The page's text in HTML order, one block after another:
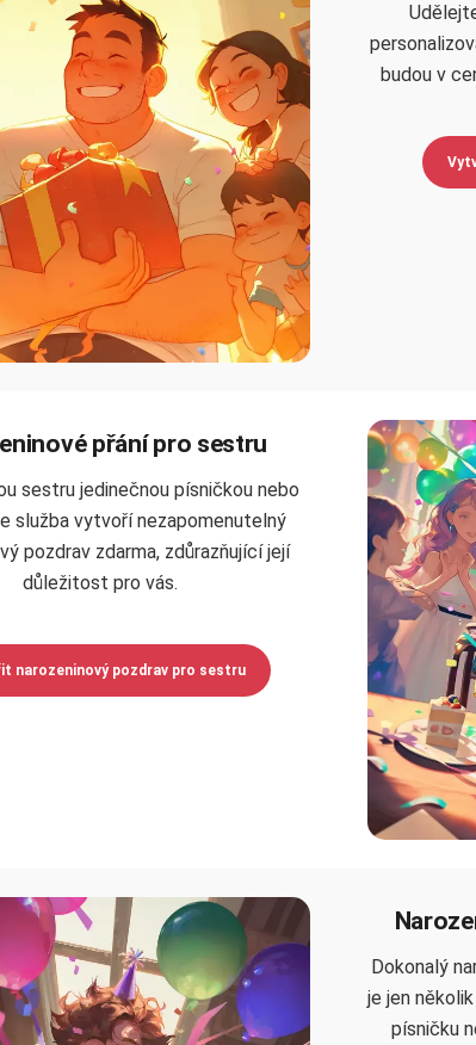
budou v
přání pro sestru
sestru jedinečnou písničkou nebo
služba vytvoří nezapomenutelný
pozdrav zdarma, zdůrazňující její
důležitost pro vás.
narozeninový pozdrav pro sestru
Dokonalý
je jen
písničku